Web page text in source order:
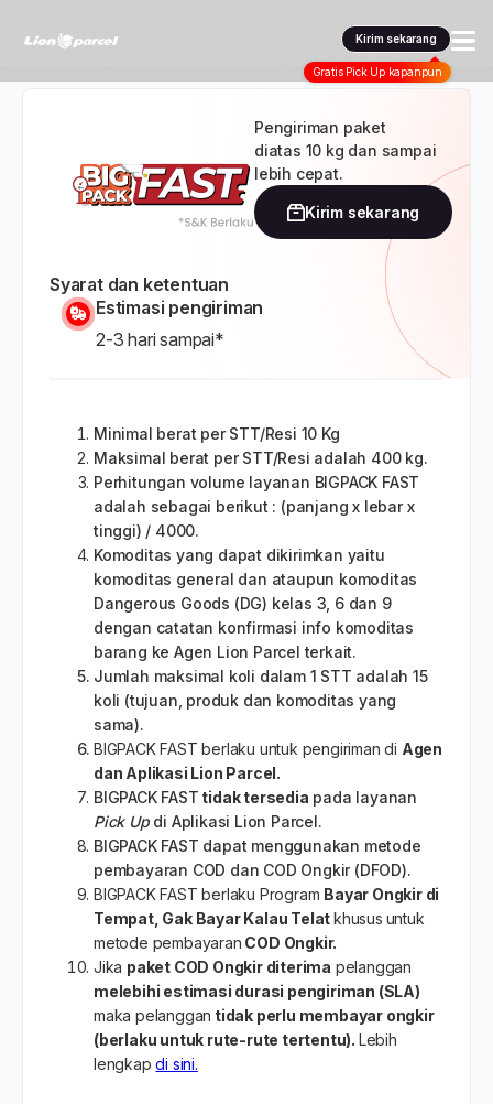
Kirim sekarang
Gratis Pick Up kapanpun
Fulfillment
Korporasi
Lacak pendaftaran Mitra
Pengiriman Internasional
Info seller
Informasi lain
Dangerous Goods
Tentang kami
Indonesia
Malaysia
Dashboard pengiriman
Pengiriman paket
diatas 10 kg dan sampai
lebih cepat.
Kirim sekarang
Syarat dan ketentuan
Estimasi pengiriman
2-3 hari sampai*